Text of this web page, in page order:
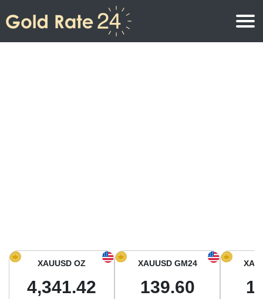
Precio del Oro hoy en América del sur
XAUUSD OZ
4,341.42
XAUUSD GM24
139.60